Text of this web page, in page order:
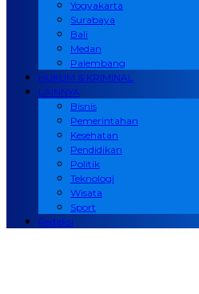
Yogyakarta
Surabaya
Bali
Medan
Palembang
HUKUM & KRIMINAL
LAINNYA
Bisnis
Pemerintahan
Kesehatan
Pendidikan
Politik
Teknologi
Wisata
Sport
Redaksi